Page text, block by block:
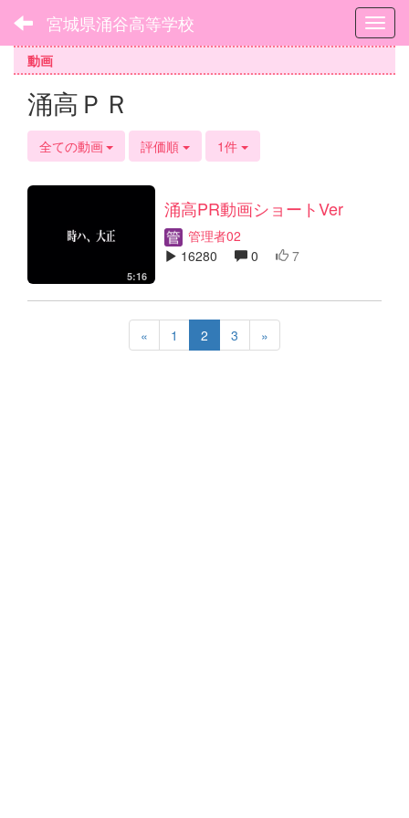
宮城県涌谷高等学校
動画
涌高ＰＲ
全ての動画 評価順 1件
5:16
涌高PR動画ショートVer
管理者02
16280
0 7
« 1 2 3 »